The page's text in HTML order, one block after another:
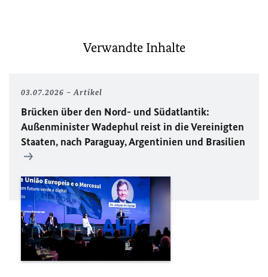
Verwandte Inhalte
03.07.2026 Artikel
Brücken über den Nord- und Südatlantik:
Außenminister Wadephul reist in die Vereinigten
Staaten, nach Paraguay, Argentinien und Brasilien